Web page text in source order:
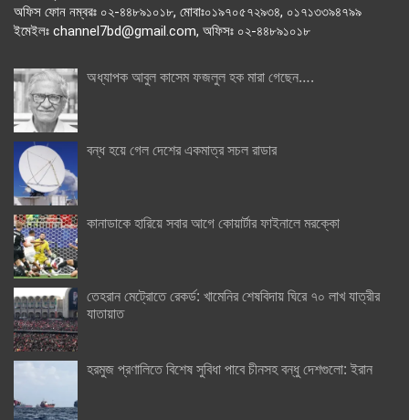
অফিস ফোন নম্বরঃ ০২-৪৪৮৯১০১৮, মোবাঃ০১৯৭০৫৭২৯৩৪, ০১৭১৩৩৯৪৭৯৯
ইমেইলঃ channel7bd@gmail.com, অফিসঃ ০২-৪৪৮৯১০১৮
অধ্যাপক আবুল কাসেম ফজলুল হক মারা গেছেন….
বন্ধ হয়ে গেল দেশের একমাত্র সচল রাডার
কানাডাকে হারিয়ে সবার আগে কোয়ার্টার ফাইনালে মরক্কো
তেহরান মেট্রোতে রেকর্ড: খামেনির শেষবিদায় ঘিরে ৭০ লাখ যাত্রীর
যাতায়াত
হরমুজ প্রণালিতে বিশেষ সুবিধা পাবে চীনসহ বন্ধু দেশগুলো: ইরান